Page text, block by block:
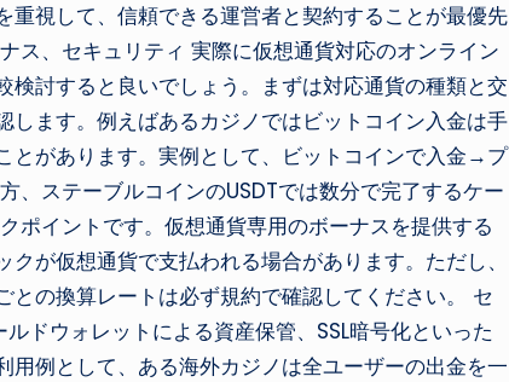
視して、信頼できる運営者と契約することが最優先
ス、セキュリティ 実際に仮想通貨対応のオンライン
討すると良いでしょう。まずは対応通貨の種類と交
ます。例えばあるカジノではビットコイン入金は手
とがあります。実例として、ビットコインで入金→プ
ステーブルコインのUSDTでは数分で完了するケー
ポイントです。仮想通貨専用のボーナスを提供する
が仮想通貨で支払われる場合があります。ただし、
の換算レートは必ず規約で確認してください。 セ
ドウォレットによる資産保管、SSL暗号化といった
例として、ある海外カジノは全ユーザーの出金を一